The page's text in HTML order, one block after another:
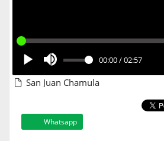
00:00/02:57
San Juan Chamula
Whatsapp